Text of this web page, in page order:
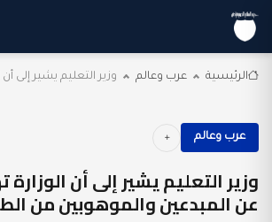
الرئيسية عرب وعالم وزير التعليم يشير إلى
عرب وعالم
وزير التعليم يشير إلى أن
عن المبدعين والموهوبين من